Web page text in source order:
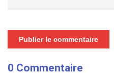
Publier le commentaire
0 Commentaire